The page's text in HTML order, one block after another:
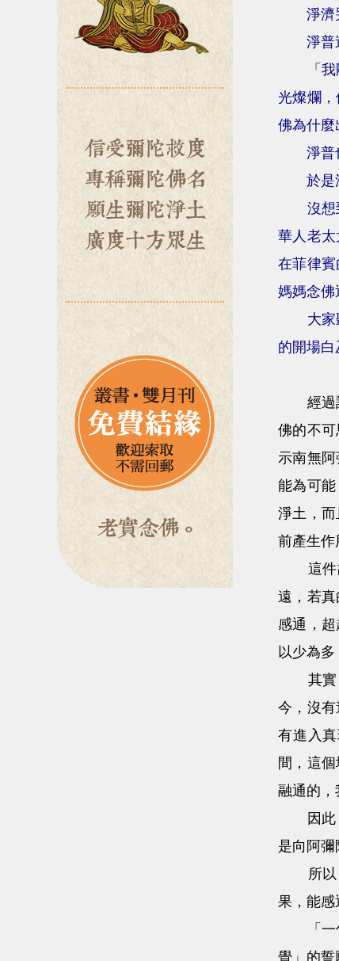
淨濟
淨普
「
光燦爛
佛為什麼
淨普
於是
沒
華人老
在菲律
媽媽念佛
大
的開場白
經過說
佛的不
示南無
能為可
淨土，
前產生作
這件故
遠，若
感通，
以少為多
其實，
今，沒
有進入
間，這
融通的，
因此，
是向阿彌
所以，
果，能感
「一句
覺」的誓